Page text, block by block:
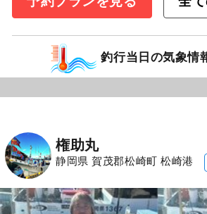
「第15増福丸」の
予約プランを見る
「
全
釣行当日の気象情
権助丸